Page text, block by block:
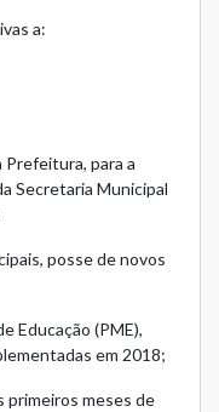
a:
para a
Secretaria Municipal
posse de novos
Educação (PME),
em 2018;
primeiros meses de